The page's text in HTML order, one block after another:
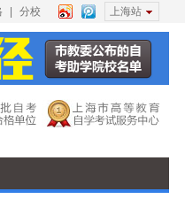
上海站
分校